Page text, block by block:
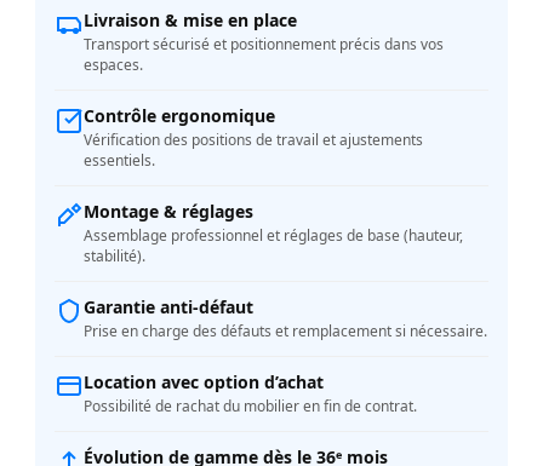
Livraison & mise en place
Transport sécurisé et positionnement précis dans vos
espaces.
Contrôle ergonomique
Vérification des positions de travail et ajustements
essentiels.
Montage & réglages
Assemblage professionnel et réglages de base (hauteur,
stabilité).
Garantie anti-défaut
Prise en charge des défauts et remplacement si nécessaire.
Location avec option d’achat
Possibilité de rachat du mobilier en fin de contrat.
Évolution de gamme dès le 36ᵉ mois